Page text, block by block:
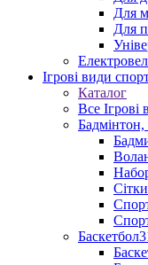
Для
Для
Ігрові види
Каталог
Все Ігрові
Сітки
Баскетбол